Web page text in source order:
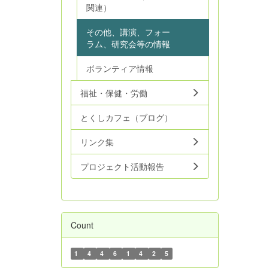
関連）
その他、講演、フォー
ラム、研究会等の情報
ボランティア情報
福祉・保健・労働
とくしカフェ（ブログ）
リンク集
プロジェクト活動報告
Count
1 4 4 6 1 4 2 5